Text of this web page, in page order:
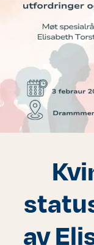
Kvinnehelsehus
Sisterhood
Eldre
SPISFO
av